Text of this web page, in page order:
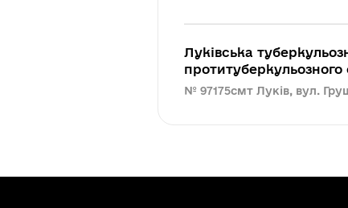
Луківська
№ 97175смт Луків, вул.